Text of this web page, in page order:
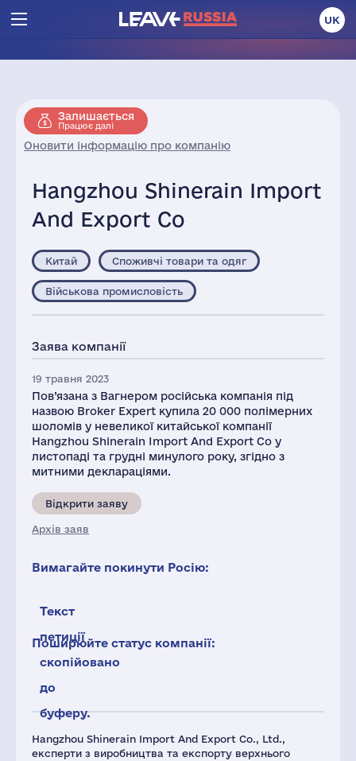
UK
Залишається
Працює далі
Оновити інформацію про компанію
Hangzhou Shinerain Import
And Export Co
Hangzhou Shinerain Import And Export Co., Ltd.,
експерти з виробництва та експорту верхнього
Китай Споживчі товари та одяг
Військова промисловість
Заява компанії
19 травня 2023
Пов’язана з Вагнером російська компанія під
назвою Broker Expert купила 20 000 полімерних
шоломів у невеликої китайської компанії
Hangzhou Shinerain Import And Export Co у
листопаді та грудні минулого року, згідно з
митними деклараціями.
Відкрити заяву
Архів заяв
Вимагайте покинути Росію:
Текст
петиції
скопійовано
до
буферу.
Поширюйте статус компанії: